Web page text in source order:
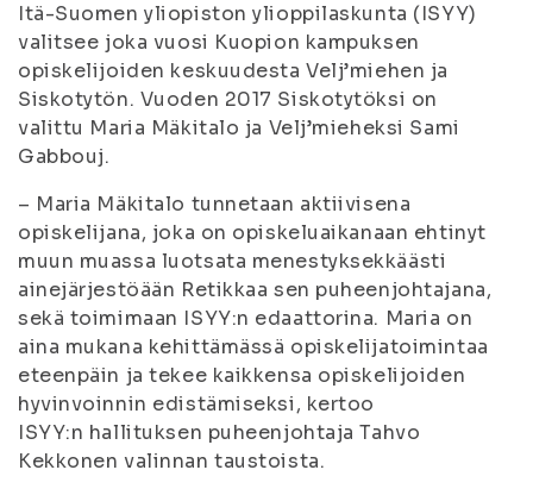
Itä-Suomen yliopiston ylioppilaskunta (ISYY)
valitsee joka vuosi Kuopion kampuksen
opiskelijoiden keskuudesta Velj’miehen ja
Siskotytön. Vuoden 2017 Siskotytöksi on
valittu Maria Mäkitalo ja Velj’mieheksi Sami
Gabbouj.
– Maria Mäkitalo tunnetaan aktiivisena
opiskelijana, joka on opiskeluaikanaan ehtinyt
muun muassa luotsata menestyksekkäästi
ainejärjestöään Retikkaa sen puheenjohtajana,
sekä toimimaan ISYY:n edaattorina. Maria on
aina mukana kehittämässä opiskelijatoimintaa
eteenpäin ja tekee kaikkensa opiskelijoiden
hyvinvoinnin edistämiseksi, kertoo
ISYY:n hallituksen puheenjohtaja Tahvo
Kekkonen valinnan taustoista.